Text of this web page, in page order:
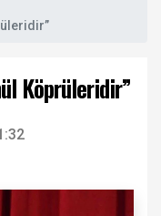
Köprüleridir”